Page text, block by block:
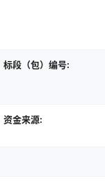
标段（包）编号:
资金来源: